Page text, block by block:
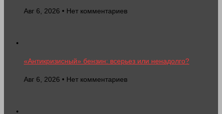
Авг 6, 2026 • Нет комментариев
«Антикризисный» бензин: всерьез или ненадолго?
Авг 6, 2026 • Нет комментариев